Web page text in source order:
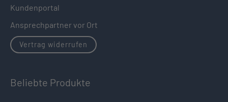
Kundenportal
Ansprechpartner vor Ort
Vertrag widerrufen
Beliebte Produkte